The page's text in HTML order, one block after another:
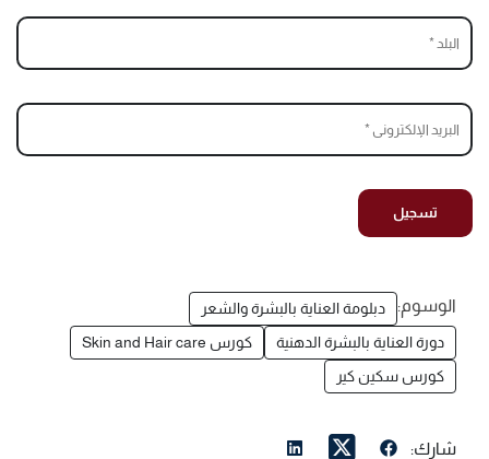
الوسوم:
دبلومة العناية بالبشرة والشعر
دورة العناية بالبشرة الدهنية
كورس Skin and Hair care
كورس سكين كير
شارك: